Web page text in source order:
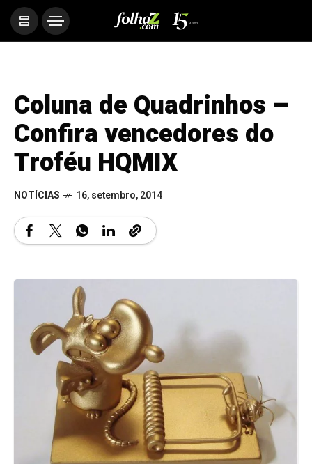
Coluna de Quadrinhos –
Confira vencedores do
Troféu HQMIX
NOTÍCIAS 16, setembro, 2014